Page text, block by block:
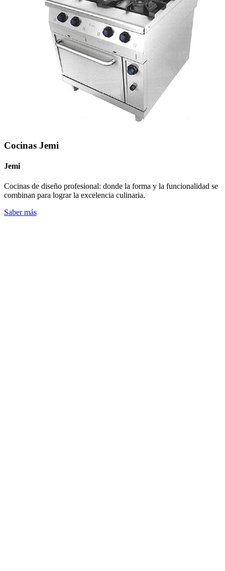
Cocinas Jemi
Jemi
Cocinas de diseño profesional: donde la forma y la funcionalidad se
combinan para lograr la excelencia culinaria.
Saber más